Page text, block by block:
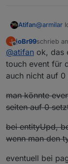
Atifan@armilar
Der
https://
J
Offline
joBr99schrieb
zuletzt
@atifan ok, das
touch event für
auch nicht auf 0
man könnte
seiten auf 0
bei entityUpd,
wenn man den
eventuell bei